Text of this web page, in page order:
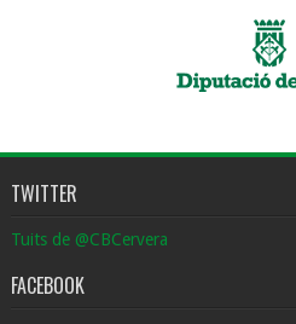
TWITTER
Tuits de @CBCervera
FACEBOOK